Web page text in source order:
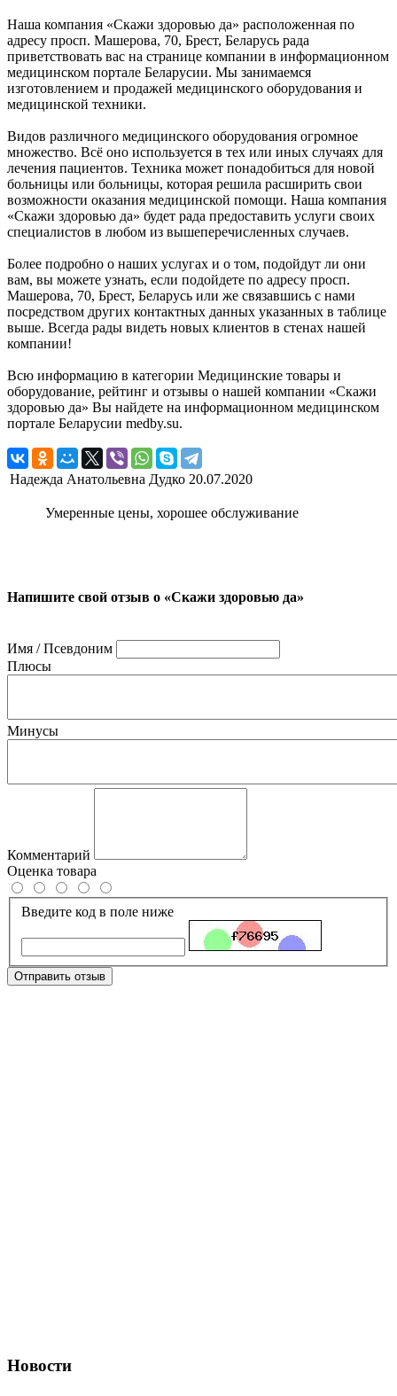
Наша компания «Скажи здоровью да» расположенная по
адресу просп. Машерова, 70, Брест, Беларусь рада
приветствовать вас на странице компании в информационном
медицинском портале Беларусии. Мы занимаемся
изготовлением и продажей медицинского оборудования и
медицинской техники.
Видов различного медицинского оборудования огромное
множество. Всё оно используется в тех или иных случаях для
лечения пациентов. Техника может понадобиться для новой
больницы или больницы, которая решила расширить свои
возможности оказания медицинской помощи. Наша компания
«Скажи здоровью да» будет рада предоставить услуги своих
специалистов в любом из вышеперечисленных случаев.
Более подробно о наших услугах и о том, подойдут ли они
вам, вы можете узнать, если подойдете по адресу просп.
Машерова, 70, Брест, Беларусь или же связавшись с нами
посредством других контактных данных указанных в таблице
выше. Всегда рады видеть новых клиентов в стенах нашей
компании!
Всю информацию в категории Медицинские товары и
оборудование, рейтинг и отзывы о нашей компании «Скажи
здоровью да» Вы найдете на информационном медицинском
портале Беларусии medby.su.
Надежда Анатольевна Дудко 20.07.2020
Умеренные цены, хорошее обслуживание
Напишите свой отзыв о «Скажи здоровью да»
Имя / Псевдоним
Плюсы
Минусы
Комментарий
Оценка товара
Введите код в поле ниже
Отправить отзыв
Новости